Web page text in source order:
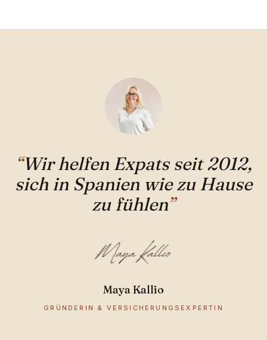
“Wir helfen Expats seit 2012,
sich in Spanien wie zu Hause
zu fühlen”
Maya Kallio
GRÜNDERIN & VERSICHERUNGSEXPERTIN